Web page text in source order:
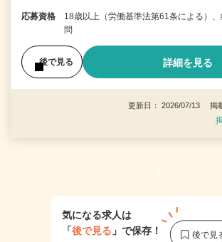
応募資格
18歳以上（労働基準法第61条による）
問
後で見る 詳細を見る
更新日： 2026/07/13 掲
1
気になる求人は
「後で見る 」で保存！